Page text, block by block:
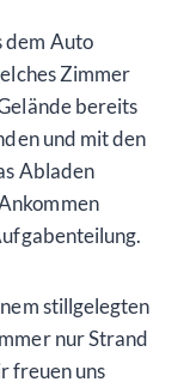
dem Auto
Zimmer
bereits
und mit den
Abladen
stillgelegten
nur Strand
freuen uns